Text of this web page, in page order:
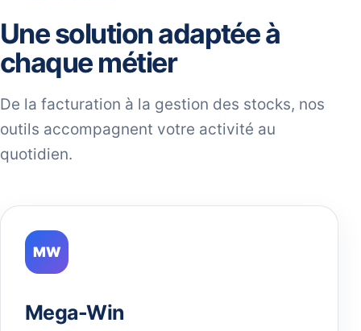
Une solution adaptée à
chaque métier
De la facturation à la gestion des stocks, nos
outils accompagnent votre activité au
quotidien.
MW
Mega-Win